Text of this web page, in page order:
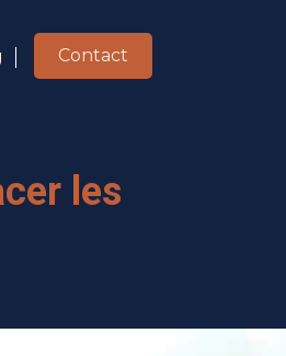
Contact
les